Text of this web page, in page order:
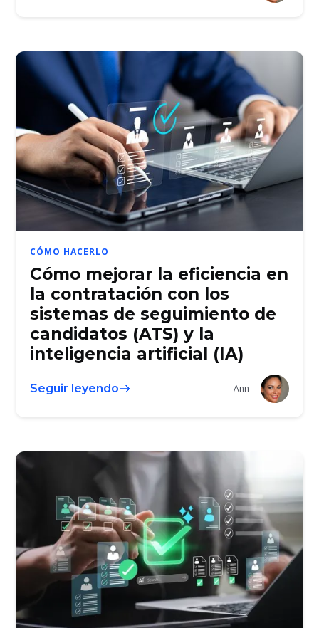
CÓMO HACERLO
Cómo mejorar la eficiencia en
la contratación con los
sistemas de seguimiento de
candidatos (ATS) y la
inteligencia artificial (IA)
Seguir leyendo Ann